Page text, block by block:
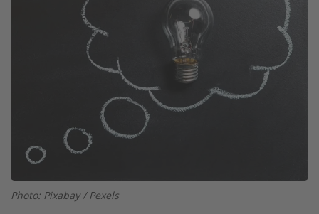
Photo: Pixabay / Pexels